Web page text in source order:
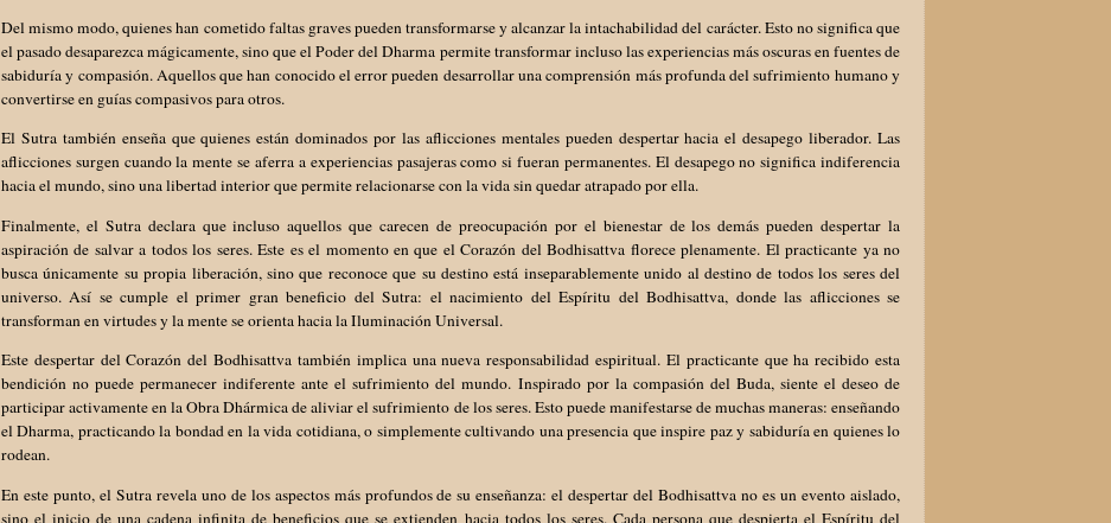
Del mismo modo, quienes han cometido faltas graves pueden transformarse y alcanzar la intachabilidad del carácter. Esto no significa que
el pasado desaparezca mágicamente, sino que el Poder del Dharma permite transformar incluso las experiencias más oscuras en fuentes de
sabiduría y compasión. Aquellos que han conocido el error pueden desarrollar una comprensión más profunda del sufrimiento humano y
convertirse en guías compasivos para otros.
El Sutra también enseña que quienes están dominados por las aflicciones mentales pueden despertar hacia el desapego liberador. Las
aflicciones surgen cuando la mente se aferra a experiencias pasajeras como si fueran permanentes. El desapego no significa indiferencia
hacia el mundo, sino una libertad interior que permite relacionarse con la vida sin quedar atrapado por ella.
Finalmente, el Sutra declara que incluso aquellos que carecen de preocupación por el bienestar de los demás pueden despertar la
aspiración de salvar a todos los seres. Este es el momento en que el Corazón del Bodhisattva florece plenamente. El practicante ya no
busca únicamente su propia liberación, sino que reconoce que su destino está inseparablemente unido al destino de todos los seres del
universo. Así se cumple el primer gran beneficio del Sutra: el nacimiento del Espíritu del Bodhisattva, donde las aflicciones se
transforman en virtudes y la mente se orienta hacia la Iluminación Universal.
Este despertar del Corazón del Bodhisattva también implica una nueva responsabilidad espiritual. El practicante que ha recibido esta
bendición no puede permanecer indiferente ante el sufrimiento del mundo. Inspirado por la compasión del Buda, siente el deseo de
participar activamente en la Obra Dhármica de aliviar el sufrimiento de los seres. Esto puede manifestarse de muchas maneras: enseñando
el Dharma, practicando la bondad en la vida cotidiana, o simplemente cultivando una presencia que inspire paz y sabiduría en quienes lo
rodean.
En este punto, el Sutra revela uno de los aspectos más profundos de su enseñanza: el despertar del Bodhisattva no es un evento aislado,
sino el inicio de una cadena infinita de beneficios que se extienden hacia todos los seres. Cada persona que despierta el Espíritu del